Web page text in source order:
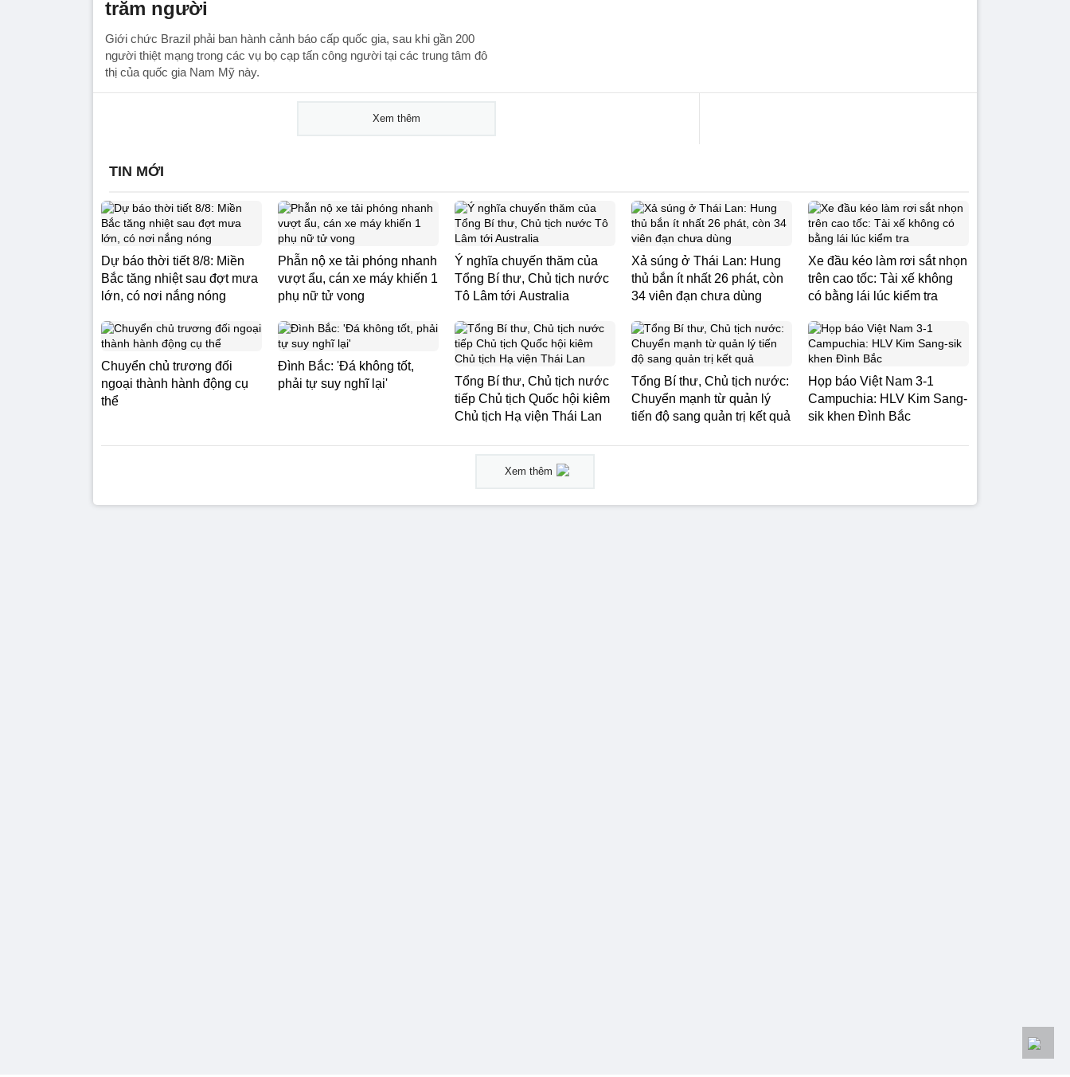
trăm người
Giới chức Brazil phải ban hành cảnh báo cấp quốc gia, sau khi gần 200
người thiệt mạng trong các vụ bọ cạp tấn công người tại các trung tâm đô
thị của quốc gia Nam Mỹ này.
Xem thêm
TIN MỚI
Dự báo thời tiết 8/8: Miền
Bắc tăng nhiệt sau đợt mưa
lớn, có nơi nắng nóng
Phẫn nộ xe tải phóng nhanh
vượt ẩu, cán xe máy khiến 1
phụ nữ tử vong
Ý nghĩa chuyến thăm của
Tổng Bí thư, Chủ tịch nước
Tô Lâm tới Australia
Xả súng ở Thái Lan: Hung
thủ bắn ít nhất 26 phát, còn
34 viên đạn chưa dùng
Xe đầu kéo làm rơi sắt nhọn
trên cao tốc: Tài xế không
có bằng lái lúc kiểm tra
Chuyển chủ trương đối
ngoại thành hành động cụ
thể
Đình Bắc: 'Đá không tốt,
phải tự suy nghĩ lại'
Tổng Bí thư, Chủ tịch nước
tiếp Chủ tịch Quốc hội kiêm
Chủ tịch Hạ viện Thái Lan
Tổng Bí thư, Chủ tịch nước:
Chuyển mạnh từ quản lý
tiến độ sang quản trị kết quả
Họp báo Việt Nam 3-1
Campuchia: HLV Kim Sang-
sik khen Đình Bắc
Xem thêm